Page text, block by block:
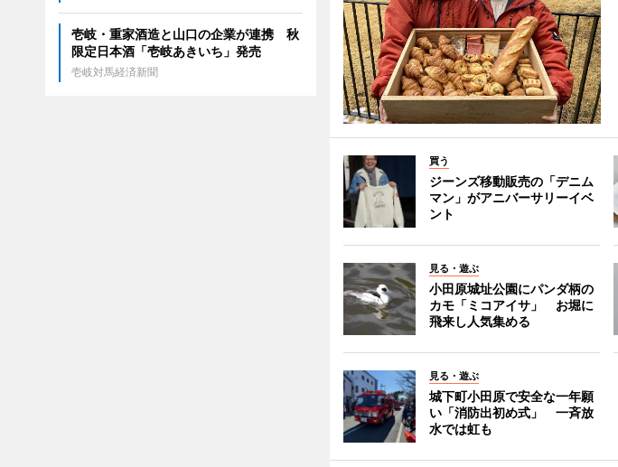
買う
ジーンズ移動販売の「デニム
マン」がアニバーサリーイベ
ント
見る・遊ぶ
小田原城址公園にパンダ柄の
カモ「ミコアイサ」 お堀に
飛来し人気集める
見る・遊ぶ
城下町小田原で安全な一年願
い「消防出初め式」 一斉放
水では虹も
壱岐・重家酒造と山口の企業が連携 秋
限定日本酒「壱岐あきいち」発売
壱岐対馬経済新聞